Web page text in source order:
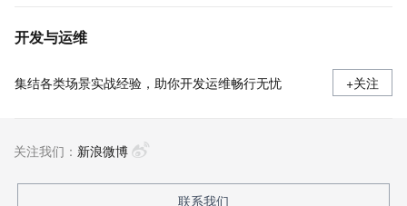
开发与运维
集结各类场景实战经验，助你开发运维畅行无忧 +关注
关注我们： 新浪微博
联系我们